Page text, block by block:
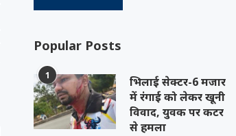
Popular Posts
1
भिलाई सेक्टर-6 मजार
में रंगाई को लेकर खूनी
विवाद, युवक पर कटर
से हमला